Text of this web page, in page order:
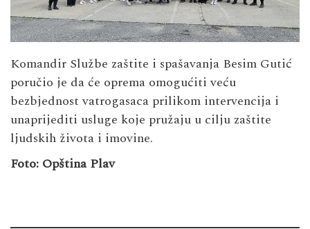
Komandir Službe zaštite i spašavanja Besim Gutić
poručio je da će oprema omogućiti veću
bezbjednost vatrogasaca prilikom intervencija i
unaprijediti usluge koje pružaju u cilju zaštite
ljudskih života i imovine.
Foto: Opština Plav